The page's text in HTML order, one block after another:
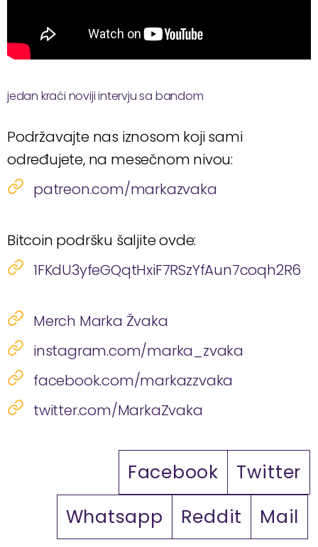
jedan kraći noviji intervju sa bandom
Podržavajte nas iznosom koji sami
određujete, na mesečnom nivou:
patreon.com/markazvaka
Bitcoin podršku šaljite ovde:
1FKdU3yfeGQqtHxiF7RSzYfAun7coqh2R6
Merch Marka Žvaka
instagram.com/marka_zvaka
facebook.com/markazzvaka
twitter.com/MarkaZvaka
Facebook
Twitter
Whatsapp
Reddit Mail